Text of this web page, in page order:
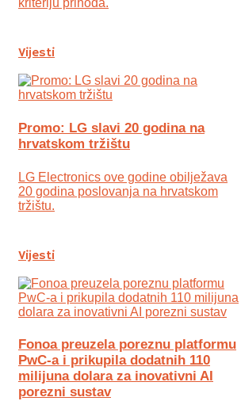
kriteriju prihoda.
Vijesti
Promo: LG slavi 20 godina na
hrvatskom tržištu
LG Electronics ove godine obilježava
20 godina poslovanja na hrvatskom
tržištu.
Vijesti
Fonoa preuzela poreznu platformu
PwC-a i prikupila dodatnih 110
milijuna dolara za inovativni AI
porezni sustav